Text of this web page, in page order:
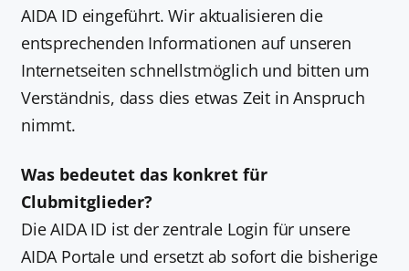
AIDA ID eingeführt. Wir aktualisieren die
entsprechenden Informationen auf unseren
Internetseiten schnellstmöglich und bitten um
Verständnis, dass dies etwas Zeit in Anspruch
nimmt.
Was bedeutet das konkret für
Clubmitglieder?
Die AIDA ID ist der zentrale Login für unsere
AIDA Portale und ersetzt ab sofort die bisherige